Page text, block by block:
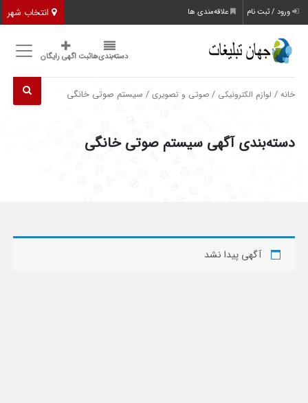
انتخاب شهر ورود / ثبت نام علاقه‌مندی ها
دسته‌بندی‌هاثبت اگهی رایگان
خانه / لوازم الکترونیکی /صوتی و تصویری / سیستم صوتی خانگی
دسته‌بندی آگهی سیستم صوتی خانگی
آگهی پیدا نشد